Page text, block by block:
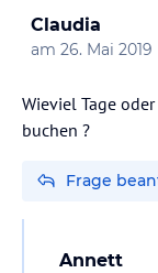
Claudia
am 26. Mai 2019
Wieviel Tage
buchen ?
Frage
Annett